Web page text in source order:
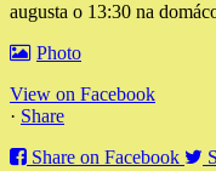
augusta o 13:30 na
Photo
View on Facebook
· Share
Share on Facebook